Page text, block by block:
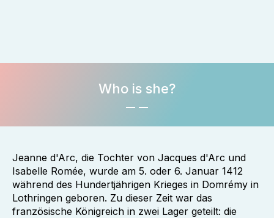
Who is she?
Jeanne d'Arc, die Tochter von Jacques d'Arc und
Isabelle Romée, wurde am 5. oder 6. Januar 1412
während des Hundertjährigen Krieges in Domrémy in
Lothringen geboren. Zu dieser Zeit war das
französische Königreich in zwei Lager geteilt: die